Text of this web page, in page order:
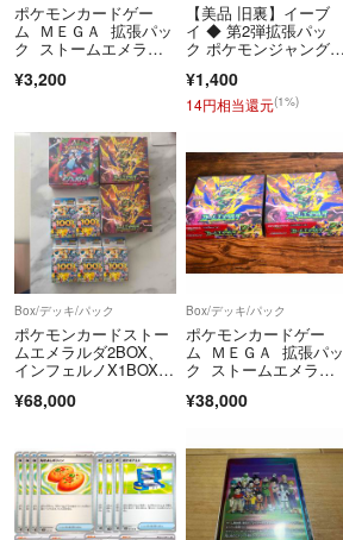
ポケモンカードゲー
ム ＭＥＧＡ 拡張パッ
ク ストームエメラル
¥3,200
【美品 旧裏】イーブ
イ ◆ 第2弾拡張パッ
ク ポケモンジャング
¥1,400
14円相当還元(1%)
Box/デッキ/パック
ポケモンカードストー
ムエメラルダ2BOX、
インフェルノX1BOX、
トルコレクション5箱
¥68,000
Box/デッキ/パック
ポケモンカードゲー
ム ＭＥＧＡ 拡張パッ
ク ストームエメラル
き
¥38,000